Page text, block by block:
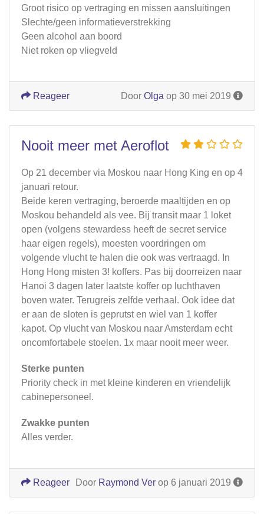
Groot risico op vertraging en missen aansluitingen
Slechte/geen informatieverstrekking
Geen alcohol aan boord
Niet roken op vliegveld
Door Olga op 30 mei 2019
Reageer
Nooit meer met Aeroflot
Op 21 december via Moskou naar Hong King en op 4
januari retour.
Beide keren vertraging, beroerde maaltijden en op
Moskou behandeld als vee. Bij transit maar 1 loket
open (volgens stewardess heeft de secret service
haar eigen regels), moesten voordringen om
volgende vlucht te halen die ook was vertraagd. In
Hong Hong misten 3! koffers. Pas bij doorreizen naar
Hanoi 3 dagen later laatste koffer op luchthaven
boven water. Terugreis zelfde verhaal. Ook idee dat
er aan de sloten is geprutst en wiel van 1 koffer
kapot. Op vlucht van Moskou naar Amsterdam echt
oncomfortabele stoelen. 1x maar nooit meer weer.
Sterke punten
Priority check in met kleine kinderen en vriendelijk
cabinepersoneel.
Zwakke punten
Alles verder.
Door Raymond Ver op 6 januari 2019
Reageer